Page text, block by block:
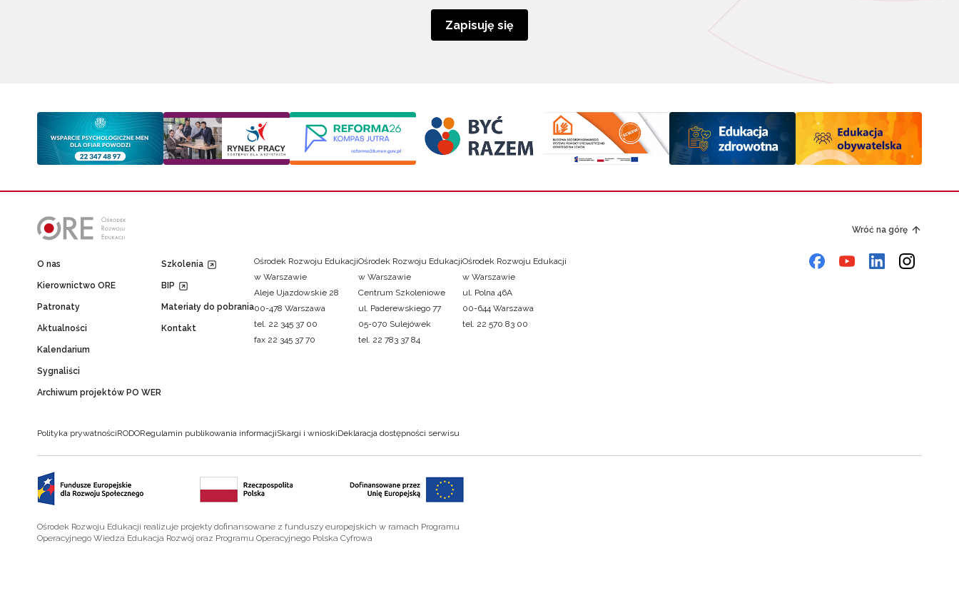
Zapisuję się
Wróć na górę
O nas
Kierownictwo ORE
Patronaty
Aktualności
Kalendarium
Sygnaliści
Archiwum projektów PO WER
Szkolenia
BIP
Materiały do pobrania
Kontakt
Ośrodek Rozwoju Edukacji
w Warszawie
Aleje Ujazdowskie 28
00-478 Warszawa
tel. 22 345 37 00
fax 22 345 37 70
Ośrodek Rozwoju Edukacji
w Warszawie
Centrum Szkoleniowe
ul. Paderewskiego 77
05-070 Sulejówek
tel. 22 783 37 84
Ośrodek Rozwoju Edukacji
w Warszawie
ul. Polna 46A
00-644 Warszawa
tel. 22 570 83 00
Polityka prywatnościRODORegulamin publikowania informacjiSkargi i wnioskiDeklaracja dostępności serwisu
Ośrodek Rozwoju Edukacji realizuje projekty dofinansowane z funduszy europejskich w ramach Programu
Operacyjnego Wiedza Edukacja Rozwój oraz Programu Operacyjnego Polska Cyfrowa